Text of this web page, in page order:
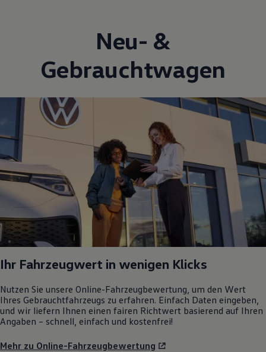
Neu- &
Gebrauchtwagen
Ihr Fahrzeugwert in wenigen Klicks
Nutzen Sie unsere Online-Fahrzeugbewertung, um den Wert
Ihres Gebrauchtfahrzeugs zu erfahren. Einfach Daten eingeben,
und wir liefern Ihnen einen fairen Richtwert basierend auf Ihren
Angaben – schnell, einfach und kostenfrei!
Mehr zu Online-Fahrzeugbewertung